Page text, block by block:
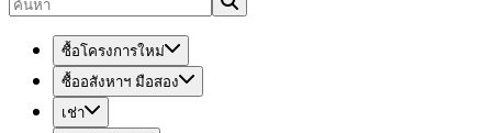
ซื้อโครงการใหม่
ซื้ออสังหาฯ มือสอง
เช่า